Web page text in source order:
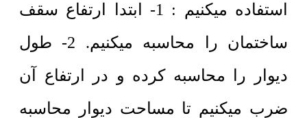
استفاده میکنیم : 1- ابتدا ارتفاع سقف
ساختمان را محاسبه میکنیم. 2- طول
دیوار را محاسبه کرده و در ارتفاع آن
ضرب میکنیم تا مساحت دیوار محاسبه